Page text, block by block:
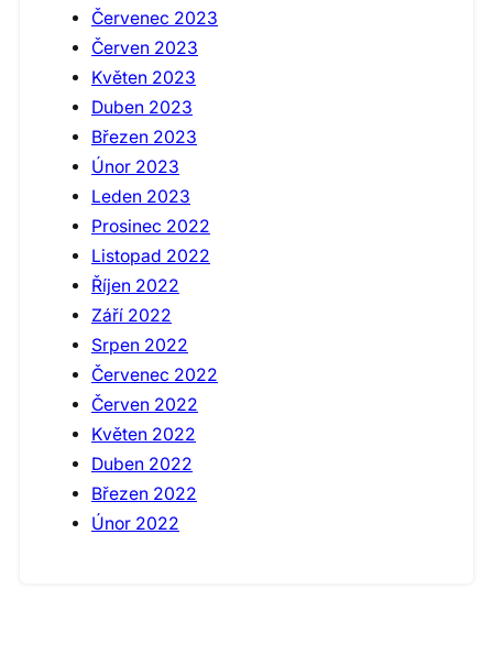
Červenec 2023
Červen 2023
Květen 2023
Duben 2023
Březen 2023
Únor 2023
Leden 2023
Prosinec 2022
Listopad 2022
Říjen 2022
Září 2022
Srpen 2022
Červenec 2022
Červen 2022
Květen 2022
Duben 2022
Březen 2022
Únor 2022